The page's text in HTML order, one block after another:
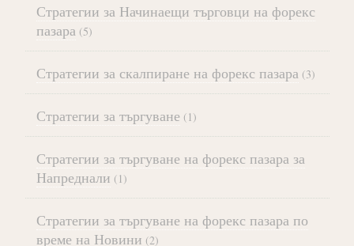
Стратегии за Начинаещи търговци на форекс
пазара (5)
Стратегии за скалпиране на форекс пазара (3)
Стратегии за търгуване (1)
Стратегии за търгуване на форекс пазара за
Напреднали (1)
Стратегии за търгуване на форекс пазара по
време на Новини (2)